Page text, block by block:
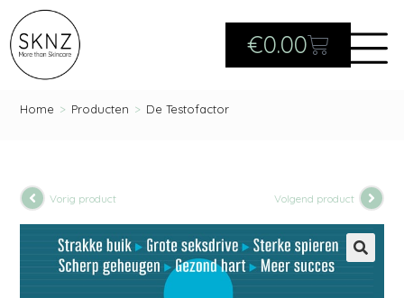
€0.00
Home > Producten > De Testofactor
Vorig product Volgend product